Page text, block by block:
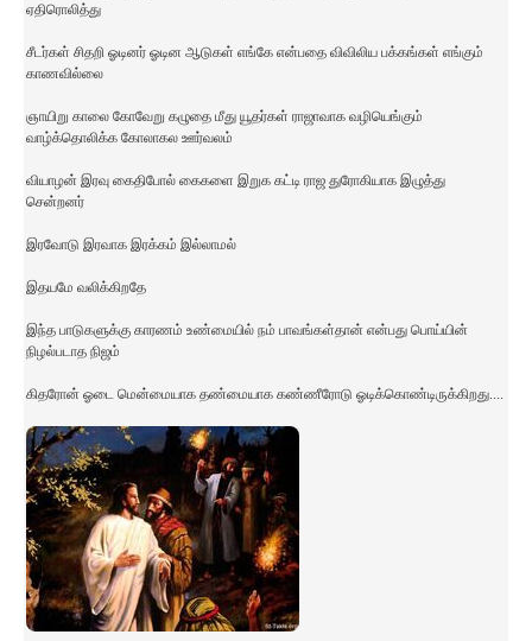
ஏதிரொலித்து
சீடர்கள் சிதறி ஓடினர் ஓடின ஆடுகள் எங்கே என்பதை விவிலிய பக்கங்கள் எங்கும்
காணவில்லை
ஞாயிறு காலை கோவேறு கழுதை மீது யூதர்கள் ராஜாவாக வழியெங்கும்
வாழ்க்தொலிக்க கோலாகல ஊர்வலம்
வியாழன் இரவு கைதிபோல் கைகளை இறுக கட்டி ராஜ துரோகியாக இழுத்து
சென்றனர்
இரவோடு இரவாக இரக்கம் இல்லாமல்
இதயமே வலிக்கிறதே
இந்த பாடுகளுக்கு காரணம் உண்மையில் நம் பாவங்கள்தான் என்பது பொய்யின்
நிழல்படாத நிஜம்
கிதரோன் ஓடை மென்மையாக தண்மையாக கண்ணீரோடு ஓடிக்கொண்டிருக்கிறது....